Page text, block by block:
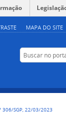
MAPA DO SITE
Buscar no portal
306/SGP, 22/03/2023